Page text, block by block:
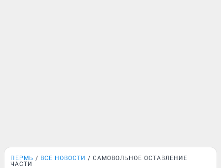
ПЕРМЬ ВСЕ НОВОСТИ
САМОВОЛЬНОЕ ОСТАВЛЕНИЕ
ЧАСТИ